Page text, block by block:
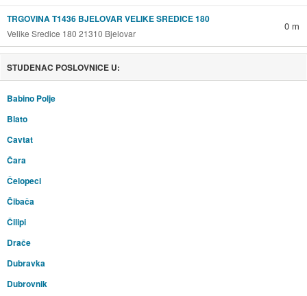
TRGOVINA T1436 BJELOVAR VELIKE SREDICE 180
Velike Sredice 180 21310 Bjelovar
0 m
STUDENAC POSLOVNICE U:
Babino Polje
Blato
Cavtat
Čara
Čelopeci
Čibača
Čilipi
Drače
Dubravka
Dubrovnik